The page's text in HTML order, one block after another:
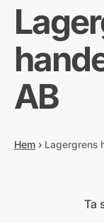
AB
Hem › Lagergrens
Ta